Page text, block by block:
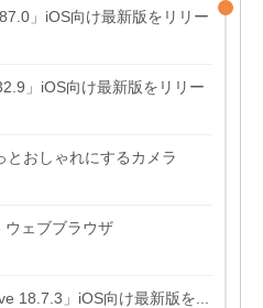
」iOS向け最新版をリリー
」iOS向け最新版をリリー
とおしゃれにするカメラ
ウェブブラウザ
18.7.3」iOS向け最新版を...